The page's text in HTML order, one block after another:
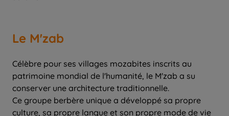
Le M'zab
Célèbre pour ses villages mozabites inscrits au
patrimoine mondial de l'humanité, le M'zab a su
conserver une architecture traditionnelle.
Ce groupe berbère unique a développé sa propre
culture, sa propre langue et son propre mode de vie